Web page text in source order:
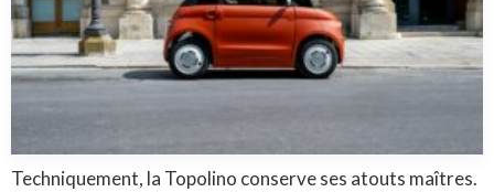
Techniquement, la Topolino conserve ses atouts maîtres.